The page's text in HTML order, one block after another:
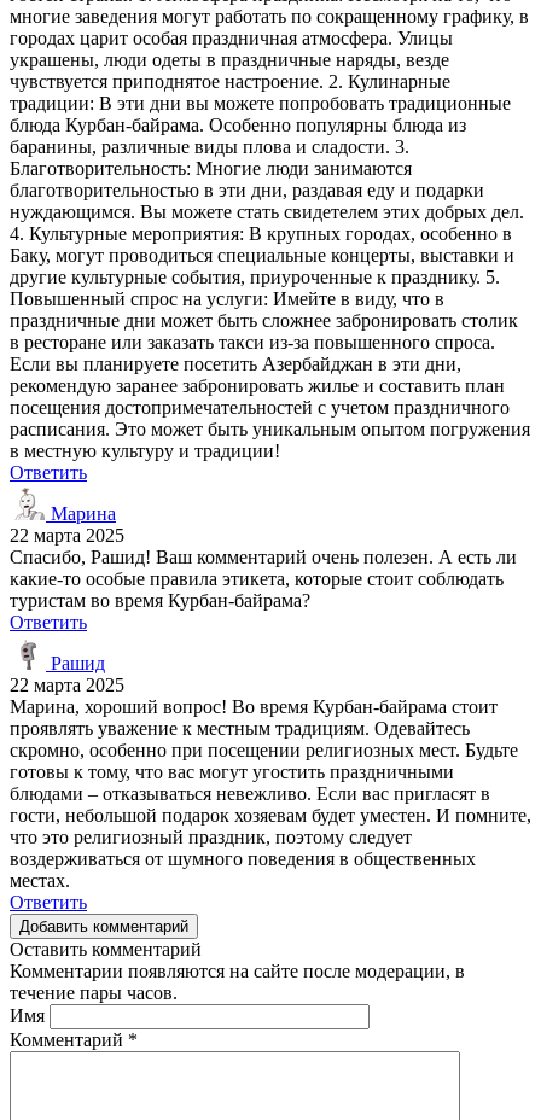
многие заведения могут работать по сокращенному графику, в
городах царит особая праздничная атмосфера. Улицы
украшены, люди одеты в праздничные наряды, везде
чувствуется приподнятое настроение. 2. Кулинарные
традиции: В эти дни вы можете попробовать традиционные
блюда Курбан-байрама. Особенно популярны блюда из
баранины, различные виды плова и сладости. 3.
Благотворительность: Многие люди занимаются
благотворительностью в эти дни, раздавая еду и подарки
нуждающимся. Вы можете стать свидетелем этих добрых дел.
4. Культурные мероприятия: В крупных городах, особенно в
Баку, могут проводиться специальные концерты, выставки и
другие культурные события, приуроченные к празднику. 5.
Повышенный спрос на услуги: Имейте в виду, что в
праздничные дни может быть сложнее забронировать столик
в ресторане или заказать такси из-за повышенного спроса.
Если вы планируете посетить Азербайджан в эти дни,
рекомендую заранее забронировать жилье и составить план
посещения достопримечательностей с учетом праздничного
расписания. Это может быть уникальным опытом погружения
в местную культуру и традиции!
Ответить
Марина
22 марта 2025
Спасибо, Рашид! Ваш комментарий очень полезен. А есть ли
какие-то особые правила этикета, которые стоит соблюдать
туристам во время Курбан-байрама?
Ответить
Рашид
22 марта 2025
Марина, хороший вопрос! Во время Курбан-байрама стоит
проявлять уважение к местным традициям. Одевайтесь
скромно, особенно при посещении религиозных мест. Будьте
готовы к тому, что вас могут угостить праздничными
блюдами – отказываться невежливо. Если вас пригласят в
гости, небольшой подарок хозяевам будет уместен. И помните,
что это религиозный праздник, поэтому следует
воздерживаться от шумного поведения в общественных
местах.
Ответить
Добавить комментарий
Оставить комментарий
Комментарии появляются на сайте после модерации, в
течение пары часов.
Имя
Комментарий *